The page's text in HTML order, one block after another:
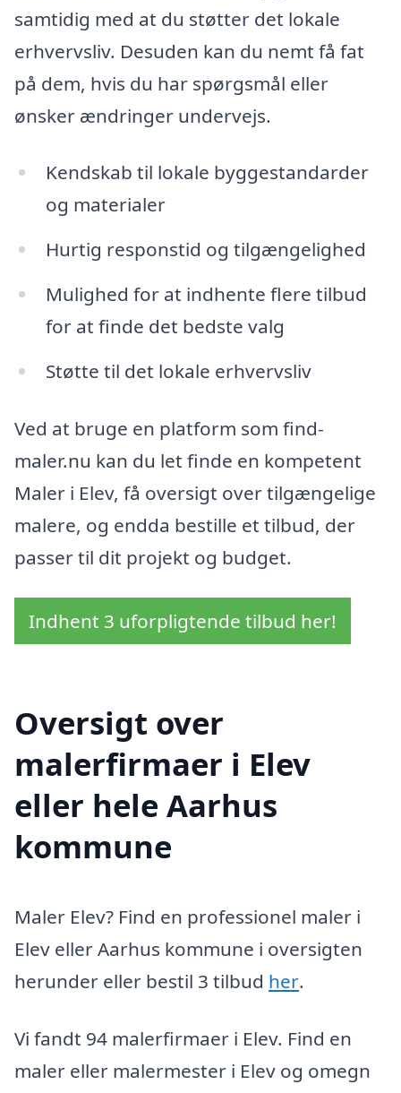
samtidig med at du støtter det lokale
erhvervsliv. Desuden kan du nemt få fat
på dem, hvis du har spørgsmål eller
ønsker ændringer undervejs.
Kendskab til lokale byggestandarder
og materialer
Hurtig responstid og tilgængelighed
Mulighed for at indhente flere tilbud
for at finde det bedste valg
Støtte til det lokale erhvervsliv
Ved at bruge en platform som find-
maler.nu kan du let finde en kompetent
Maler i Elev, få oversigt over tilgængelige
malere, og endda bestille et tilbud, der
passer til dit projekt og budget.
Indhent 3 uforpligtende tilbud her!
Oversigt over
malerfirmaer i Elev
eller hele Aarhus
kommune
Maler Elev? Find en professionel maler i
Elev eller Aarhus kommune i oversigten
herunder eller bestil 3 tilbud her.
Vi fandt 94 malerfirmaer i Elev. Find en
maler eller malermester i Elev og omegn